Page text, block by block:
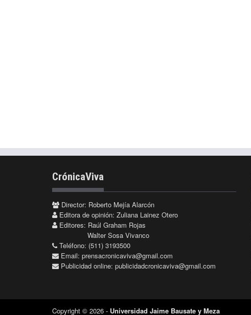
CrónicaViva
Director: Roberto Mejía Alarcón
Editora de opinión: Zuliana Lainez Otero
Editores: Raúl Graham Rojas
Walter Sosa Vivanco
Teléfono: (511) 3193500
Email: prensacronicaviva@gmail.com
Publicidad online: publicidadcronicaviva@gmail.com
Copyright © 2026 - Universidad Jaime Bausate y Meza